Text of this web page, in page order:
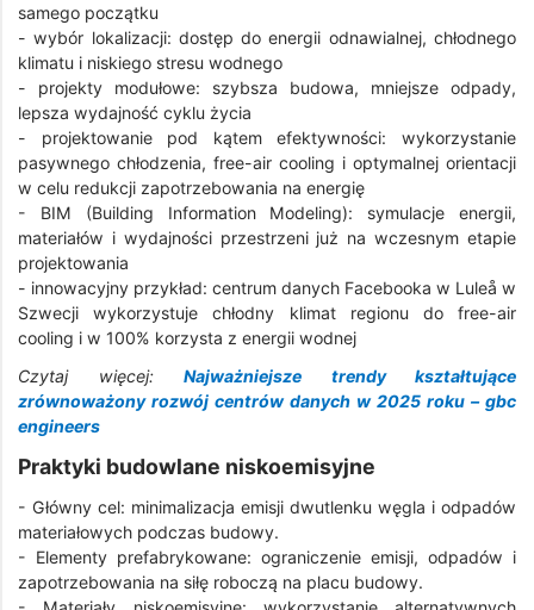
samego początku
- wybór lokalizacji: dostęp do energii odnawialnej, chłodnego
klimatu i niskiego stresu wodnego
- projekty modułowe: szybsza budowa, mniejsze odpady,
lepsza wydajność cyklu życia
- projektowanie pod kątem efektywności: wykorzystanie
pasywnego chłodzenia, free-air cooling i optymalnej orientacji
w celu redukcji zapotrzebowania na energię
- BIM (Building Information Modeling): symulacje energii,
materiałów i wydajności przestrzeni już na wczesnym etapie
projektowania
- innowacyjny przykład: centrum danych Facebooka w Luleå w
Szwecji wykorzystuje chłodny klimat regionu do free-air
cooling i w 100% korzysta z energii wodnej
Czytaj więcej: Najważniejsze trendy kształtujące
zrównoważony rozwój centrów danych w 2025 roku – gbc
engineers
Praktyki budowlane niskoemisyjne
- Główny cel: minimalizacja emisji dwutlenku węgla i odpadów
materiałowych podczas budowy.
- Elementy prefabrykowane: ograniczenie emisji, odpadów i
zapotrzebowania na siłę roboczą na placu budowy.